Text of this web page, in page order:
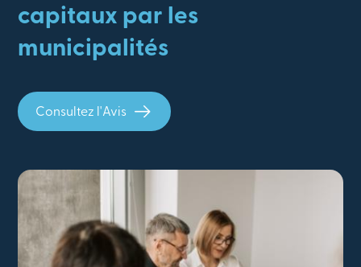
capitaux par les
municipalités
Consultez l'Avis